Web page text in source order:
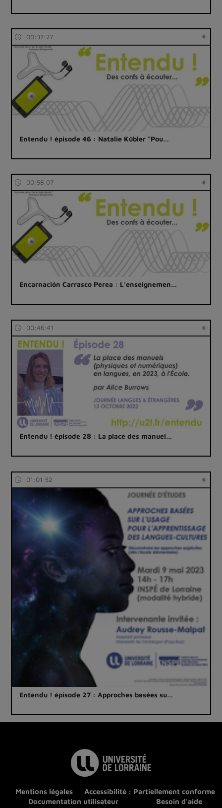
00:37:27
Entendu ! épisode 46 : Natalie Kübler "Pou…
00:58:07
Encarnación Carrasco Perea : L’enseignemen…
00:46:41
Entendu ! épisode 28 : La place des manuel…
01:01:52
Entendu ! épisode 27 : Approches basées su…
Mentions légales
Accessibilité : Partiellement conforme
Documentation utilisateur
Besoin d'aide